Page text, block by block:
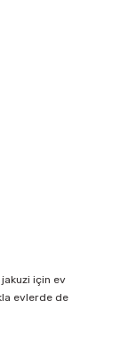
için ev
evlerde de